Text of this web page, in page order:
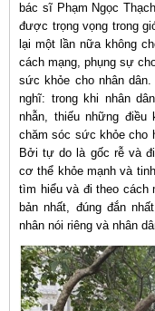
bác sĩ Phạm Ngọc
được trọng vọng trong
lại một lần nữa không
cách mạng, phụng sự
sức khỏe cho nhân
nghĩ: trong khi nhân
nhẫn, thiếu những
chăm sóc sức khỏe cho
Bởi tự do là gốc rễ và
cơ thể khỏe mạnh và
tìm hiểu và đi theo cách
bản nhất, đúng đắn
nhân nói riêng và nhân